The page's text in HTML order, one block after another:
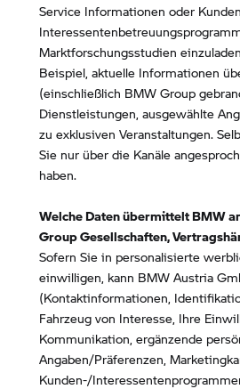
Service Informationen oder
Marktforschungsstudien
Beispiel, aktuelle Informationen
(einschließlich BMW Group
Dienstleistungen, ausgewählte
zu exklusiven Veranstaltungen.
Sie nur über die Kanäle
haben.
Welche Daten übermittelt BMW
Group Gesellschaften,
Sofern Sie in personalisierte
einwilligen, kann BMW Austria
(Kontaktinformationen,
Fahrzeug von Interesse, Ihre
Kommunikation, ergänzende
Angaben/Präferenzen,
Kunden-/